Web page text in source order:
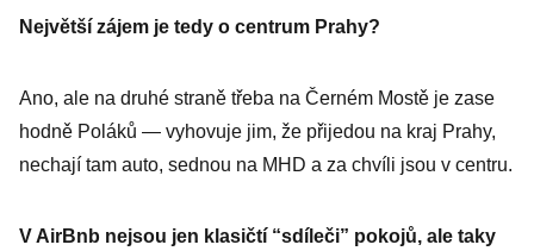
Největší zájem je tedy o centrum Prahy?
Ano, ale na druhé straně třeba na Černém Mostě je zase
hodně Poláků — vyhovuje jim, že přijedou na kraj Prahy,
nechají tam auto, sednou na MHD a za chvíli jsou v centru.
V AirBnb nejsou jen klasičtí “sdíleči” pokojů, ale taky